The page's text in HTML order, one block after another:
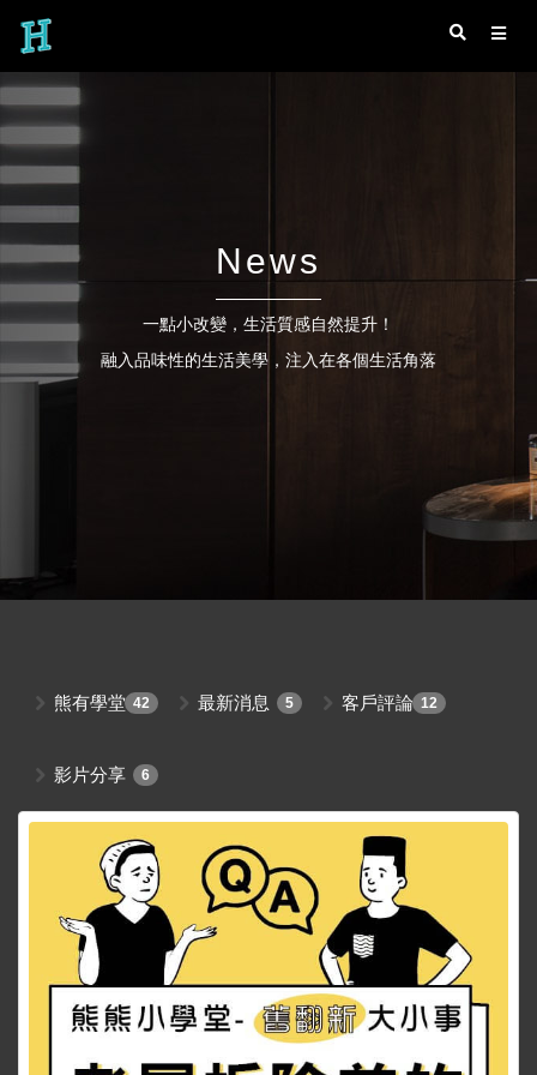
News
一點小改變，生活質感自然提升！
融入品味性的生活美學，注入在各個生活角落
熊有學堂 42 最新消息 5 客戶評論 12
影片分享 6